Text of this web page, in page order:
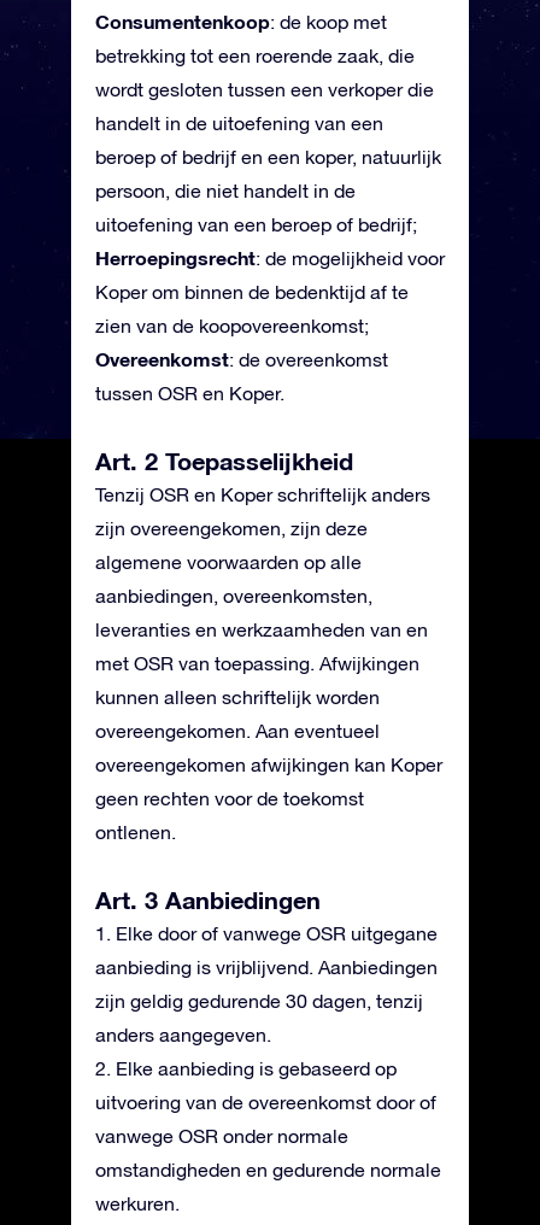
Consumentenkoop: de koop met
betrekking tot een roerende zaak, die
wordt gesloten tussen een verkoper die
handelt in de uitoefening van een
beroep of bedrijf en een koper, natuurlijk
persoon, die niet handelt in de
uitoefening van een beroep of bedrijf;
Herroepingsrecht: de mogelijkheid voor
Koper om binnen de bedenktijd af te
zien van de koopovereenkomst;
Overeenkomst: de overeenkomst
tussen OSR en Koper.
Art. 2 Toepasselijkheid
Tenzij OSR en Koper schriftelijk anders
zijn overeengekomen, zijn deze
algemene voorwaarden op alle
aanbiedingen, overeenkomsten,
leveranties en werkzaamheden van en
met OSR van toepassing. Afwijkingen
kunnen alleen schriftelijk worden
overeengekomen. Aan eventueel
overeengekomen afwijkingen kan Koper
geen rechten voor de toekomst
ontlenen.
Art. 3 Aanbiedingen
1. Elke door of vanwege OSR uitgegane
aanbieding is vrijblijvend. Aanbiedingen
zijn geldig gedurende 30 dagen, tenzij
anders aangegeven.
2. Elke aanbieding is gebaseerd op
uitvoering van de overeenkomst door of
vanwege OSR onder normale
omstandigheden en gedurende normale
werkuren.